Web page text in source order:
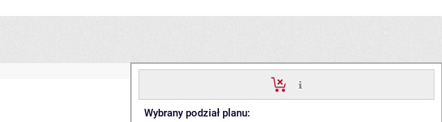
Wybrany podział planu: